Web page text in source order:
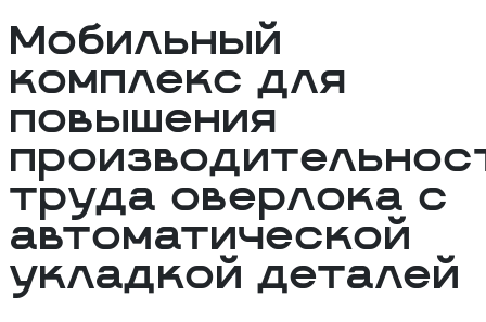
Мобильный
комплекс для
повышения
труда оверлока с
автоматической
укладкой деталей